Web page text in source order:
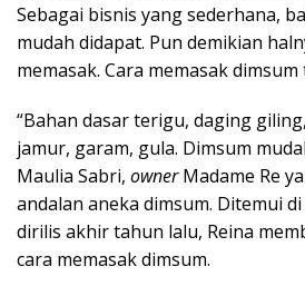
Sebagai bisnis yang sederhana,
mudah didapat. Pun demikian
memasak. Cara memasak
“Bahan dasar terigu, daging
jamur, garam, gula. Dimsum
Maulia Sabri, ownerMadame Re
andalan aneka dimsum. Ditemui
dirilis akhir tahun lalu, Reina
cara memasak dimsum.